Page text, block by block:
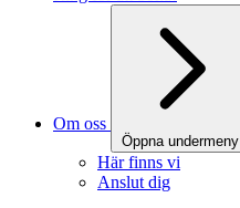
Om oss
Öppna undermeny
Här finns vi
Anslut dig